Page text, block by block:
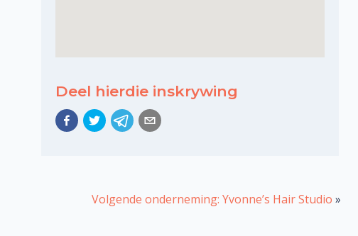
Deel hierdie inskrywing
Volgende onderneming: Yvonne’s Hair Studio »